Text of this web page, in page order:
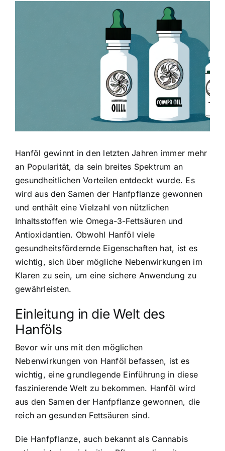
Hanföl gewinnt in den letzten Jahren immer mehr
an Popularität, da sein breites Spektrum an
gesundheitlichen Vorteilen entdeckt wurde. Es
wird aus den Samen der Hanfpflanze gewonnen
und enthält eine Vielzahl von nützlichen
Inhaltsstoffen wie Omega-3-Fettsäuren und
Antioxidantien. Obwohl Hanföl viele
gesundheitsfördernde Eigenschaften hat, ist es
wichtig, sich über mögliche Nebenwirkungen im
Klaren zu sein, um eine sichere Anwendung zu
gewährleisten.
Einleitung in die Welt des
Hanföls
Bevor wir uns mit den möglichen
Nebenwirkungen von Hanföl befassen, ist es
wichtig, eine grundlegende Einführung in diese
faszinierende Welt zu bekommen. Hanföl wird
aus den Samen der Hanfpflanze gewonnen, die
reich an gesunden Fettsäuren sind.
Die Hanfpflanze, auch bekannt als Cannabis